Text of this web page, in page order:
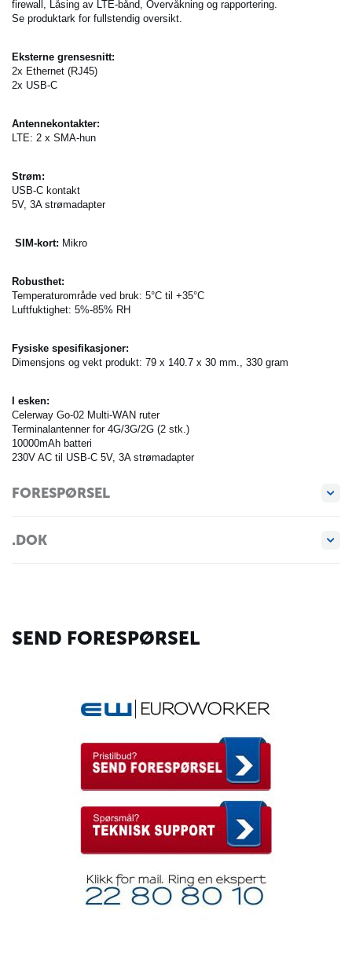
firewall, Låsing av LTE-bånd, Overvåkning og rapportering.
Se produktark for fullstendig oversikt.
Eksterne grensesnitt:
2x Ethernet (RJ45)
2x USB-C
Antennekontakter:
LTE: 2 x SMA-hun
Strøm:
USB-C kontakt
5V, 3A strømadapter
SIM-kort: Mikro
Robusthet:
Temperaturområde ved bruk: 5°C til +35°C
Luftfuktighet: 5%-85% RH
Fysiske spesifikasjoner:
Dimensjons og vekt produkt: 79 x 140.7 x 30 mm., 330 gram
I esken:
Celerway Go-02 Multi-WAN ruter
Terminalantenner for 4G/3G/2G (2 stk.)
10000mAh batteri
230V AC til USB-C 5V, 3A strømadapter
FORESPØRSEL
.DOK
SEND FORESPØRSEL